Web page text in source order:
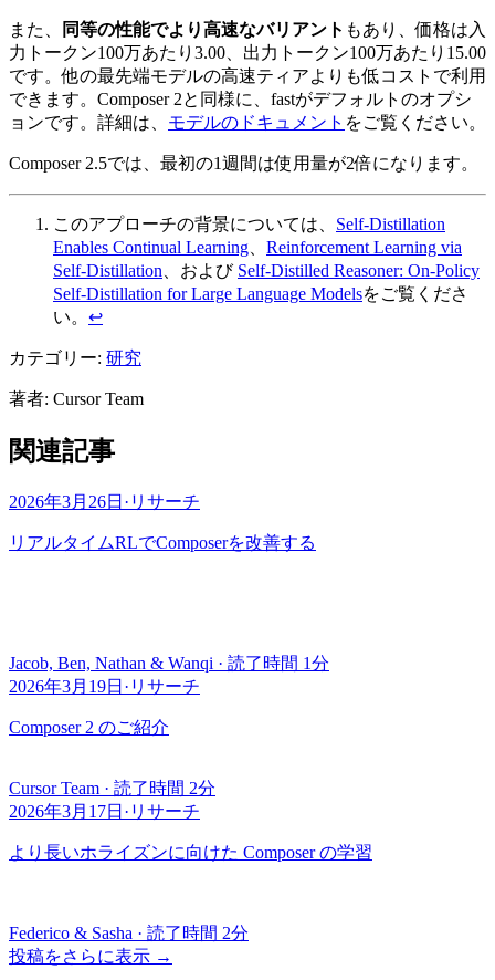
また、 同等の性能でより高速なバリアント もあり、価格は入
力トークン100万あたり 3.00 、出力トークン100万あたり 15.00
です。他の最先端モデルの高速ティアよりも低コストで利用
できます。Composer 2と同様に、fastがデフォルトのオプシ
ョンです。詳細は、 モデルのドキュメント をご覧ください。
Composer 2.5では、最初の1週間は使用量が2倍になります。
このアプローチの背景については、 Self-Distillation
Enables Continual Learning
Reinforcement Learning via
Self-Distillation 、および Self-Distilled Reasoner: On-Policy
Self-Distillation for Large Language Modelsをご覧くださ
い。 ↩
カテゴリー: 研究
著者: Cursor Team
関連記事
2026年3月26日 · リサーチ
リアルタイムRLでComposerを改善する
Jacob, Ben, Nathan & Wanqi · 読了時間 1分
2026年3月19日 · リサーチ
Composer 2 のご紹介
Cursor Team · 読了時間 2分
2026年3月17日 · リサーチ
より長いホライズンに向けた Composer の学習
Federico & Sasha · 読了時間 2分
投稿をさらに表示 →